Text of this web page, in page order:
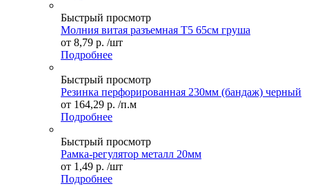
Быстрый просмотр
Молния витая разъемная Т5 65см груша
от 8,79 р. /шт
Подробнее
Быстрый просмотр
Резинка перфорированная 230мм (бандаж) черный
от 164,29 р. /п.м
Подробнее
Быстрый просмотр
Рамка-регулятор металл 20мм
от 1,49 р. /шт
Подробнее